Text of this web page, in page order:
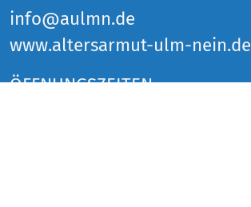
info@aulmn.de
www.altersarmut-ulm-nein.de
ÖFFNUNGSZEITEN